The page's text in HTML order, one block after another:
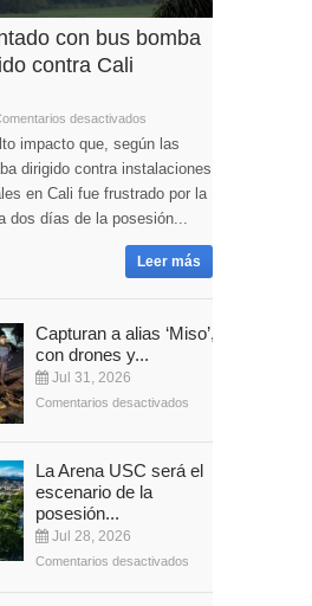
con bus bomba
contra Cali
desactivados
impacto que, según las
dirigido contra instalaciones
en Cali fue frustrado por la
dos días de la posesión...
Leer más
Capturan a alias ‘Miso’,
con drones y...
Jul 31, 2026
Comentarios desactivados
La Arena USC será el
escenario de la
posesión...
Jul 28, 2026
Comentarios desactivados